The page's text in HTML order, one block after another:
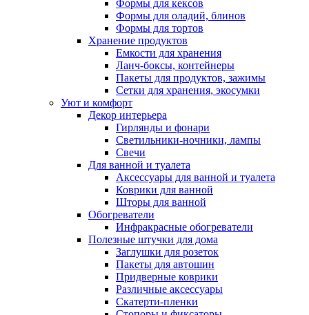
Формы для кексов
Формы для оладий, блинов
Формы для тортов
Хранение продуктов
Емкости для хранения
Ланч-боксы, контейнеры
Пакеты для продуктов, зажимы
Сетки для хранения, экосумки
Уют и комфорт
Декор интерьера
Гирлянды и фонари
Светильники-ночники, лампы
Свечи
Для ванной и туалета
Аксессуары для ванной и туалета
Коврики для ванной
Шторы для ванной
Обогреватели
Инфракрасные обогреватели
Полезные штучки для дома
Заглушки для розеток
Пакеты для автошин
Придверные коврики
Различные аксессуары
Скатерти-пленки